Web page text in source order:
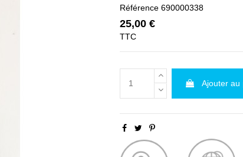
Référence 690000338
25,00 €
TTC
Ajouter au